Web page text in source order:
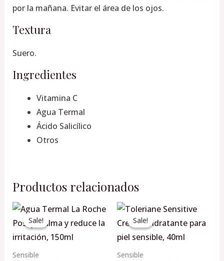
por la mañana. Evitar el área de los ojos.
Textura
Suero.
Ingredientes
Vitamina C
Agua Termal
Ácido Salicílico
Otros
Productos relacionados
Sale!
Sale!
Sensible
Original
price
was:
$515.00.
Current
price
is:
$490.00.
Sale!
Sale!
Sensible
Original
price
was:
$710.00.
Current
price
is:
$660.00.